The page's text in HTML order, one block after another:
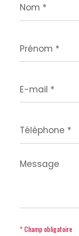
*
*
mail
*
*
Message
*
* Champ obligatoire